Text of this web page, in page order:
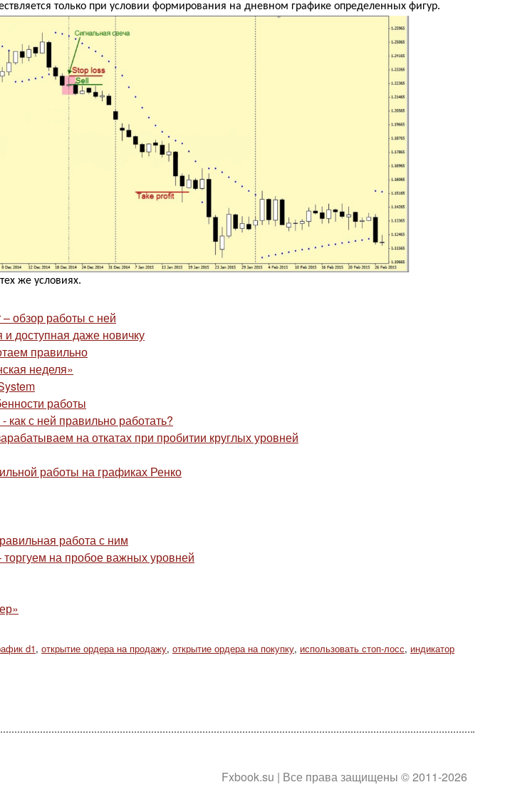
только при условии формирования на дневном графике определенных фигур.
же условиях.
обзор работы с ней
и доступная даже новичку
правильно
неделя»
работы
как с ней правильно работать?
на откатах при пробитии круглых уровней
работы на графиках Ренко
работа с ним
на пробое важных уровней
d1, открытие ордера на продажу, открытие ордера на покупку, использовать стоп-лосс, индикатор
Fxbook.su | Все права защищены © 2011-2026